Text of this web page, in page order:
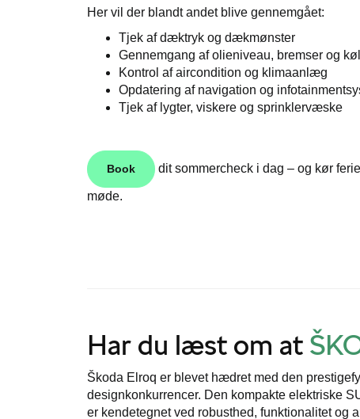
Her vil der blandt andet blive gennemgået:
Tjek af dæktryk og dækmønster
Gennemgang af olieniveau, bremser og
Kontrol af aircondition og klimaanlæg
Opdatering af navigation og
Tjek af lygter, viskere og sprinklervæske
Book dit sommercheck i dag – og kør
møde.
Har du læst om at
Škoda Elroq er blevet hædret med den
designkonkurrencer. Den kompakte elektriske
er kendetegnet ved robusthed, funktionalitet og